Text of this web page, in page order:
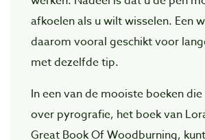
afkoelen als u wilt wisselen. Een
daarom vooral geschikt voor
met dezelfde tip.
In een van de mooiste boeken
over pyrografie, het boek van
Great Book Of Woodburning,